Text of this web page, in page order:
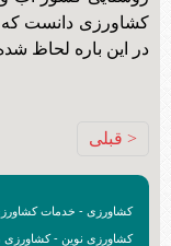
کشاورزی دانست که
در این باره لحاظ
< قبلی
کشاورزی - خدمات
کشاورزی نوین - کشاورزی